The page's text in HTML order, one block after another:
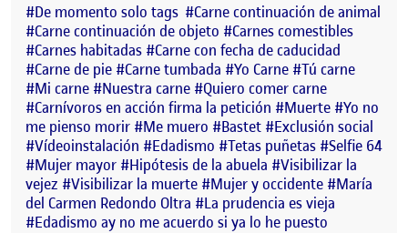
#De momento solo tags #Carne continuación de animal
#Carne continuación de objeto #Carnes comestibles
#Carnes habitadas #Carne con fecha de caducidad
#Carne de pie #Carne tumbada #Yo Carne #Tú carne
#Mi carne #Nuestra carne #Quiero comer carne
#Carnívoros en acción firma la petición #Muerte #Yo no
me pienso morir #Me muero #Bastet #Exclusión social
#Vídeoinstalación #Edadismo #Tetas puñetas #Selfie 64
#Mujer mayor #Hipótesis de la abuela #Visibilizar la
vejez #Visibilizar la muerte #Mujer y occidente #María
del Carmen Redondo Oltra #La prudencia es vieja
#Edadismo ay no me acuerdo si ya lo he puesto